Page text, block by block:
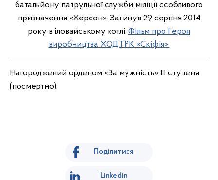
батальйону патрульної служби міліції особливого
призначення «Херсон». Загинув 29 серпня 2014
року в іловайському котлі. Фільм про Героя
виробництва ХОДТРК «Скіфія».
Нагороджений орденом «За мужність» III ступеня
(посмертно).
Поділитися
Linkedin